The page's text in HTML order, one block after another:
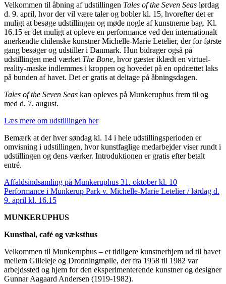
Velkommen til åbning af udstillingen Tales of the Seven Seas lørdag
d. 9. april, hvor der vil være taler og bobler kl. 15, hvorefter det er
muligt at besøge udstillingen og møde nogle af kunstnerne bag. Kl.
16.15 er det muligt at opleve en performance ved den internationalt
anerkendte chilenske kunstner Michelle-Marie Letelier, der for første
gang besøger og udstiller i Danmark. Hun bidrager også på
udstillingen med værket The Bone, hvor gæster iklædt en virtuel-
reality-maske indlemmes i kroppen og hovedet på en opdrættet laks
på bunden af havet. Det er gratis at deltage på åbningsdagen.
Tales of the Seven Seas kan opleves på Munkeruphus frem til og
med d. 7. august.
Læs mere om udstillingen her
Bemærk at der hver søndag kl. 14 i hele udstillingsperioden er
omvisning i udstillingen, hvor kunstfaglige medarbejder viser rundt i
udstillingen og dens værker. Introduktionen er gratis efter betalt
entré.
Affaldsindsamling på Munkeruphus 31. oktober kl. 10
Performance i Munkerup Park v. Michelle-Marie Letelier / lørdag d.
9. april kl. 16.15
MUNKERUPHUS
Kunsthal, café og væksthus
Velkommen til Munkeruphus – et tidligere kunstnerhjem ud til havet
mellem Gilleleje og Dronningmølle, der fra 1958 til 1982 var
arbejdssted og hjem for den eksperimenterende kunstner og designer
Gunnar Aagaard Andersen (1919-1982).